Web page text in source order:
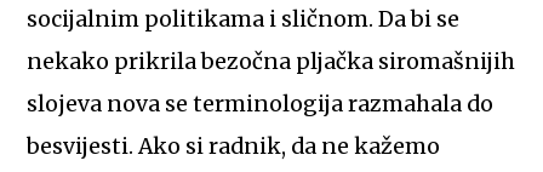
socijalnim politikama i sličnom. Da bi se
nekako prikrila bezočna pljačka siromašnijih
slojeva nova se terminologija razmahala do
besvijesti. Ako si radnik, da ne kažemo